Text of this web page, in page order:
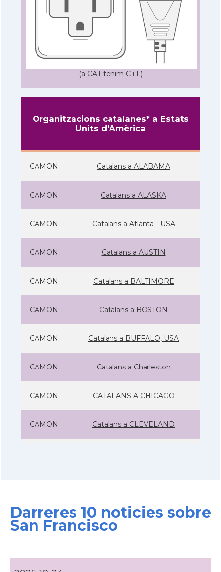
(a CAT tenim C i F)
Organitzacions catalanes* a Estats
Units d'Amèrica
CAMON Catalans a ALABAMA
CAMON Catalans a ALASKA
CAMON Catalans a Atlanta - USA
CAMON Catalans a AUSTIN
CAMON Catalans a BALTIMORE
CAMON Catalans a BOSTON
CAMON Catalans a BUFFALO, USA
CAMON Catalans a Charleston
CAMON CATALANS A CHICAGO
CAMON Catalans a CLEVELAND
CAMON Catalans a CONNECTICUT
CAMON
Darreres 10 noticies sobre
San Francisco